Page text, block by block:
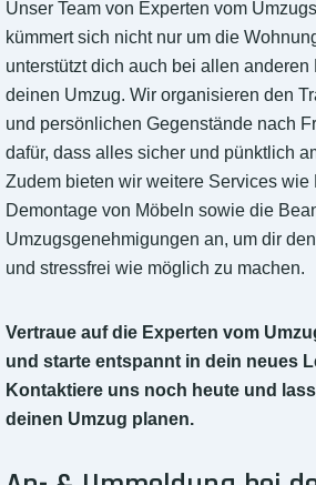
Unser Team von Experten vom
kümmert sich nicht nur um die
unterstützt dich auch bei allen
deinen Umzug. Wir organisieren den
und persönlichen Gegenstände nach
dafür, dass alles sicher und pünktlich
Zudem bieten wir weitere Services wie
Demontage von Möbeln sowie die
Umzugsgenehmigungen an, um dir
und stressfrei wie möglich zu machen.
Vertraue auf die Experten vom
und starte entspannt in dein neues
Kontaktiere uns noch heute und
deinen Umzug planen.